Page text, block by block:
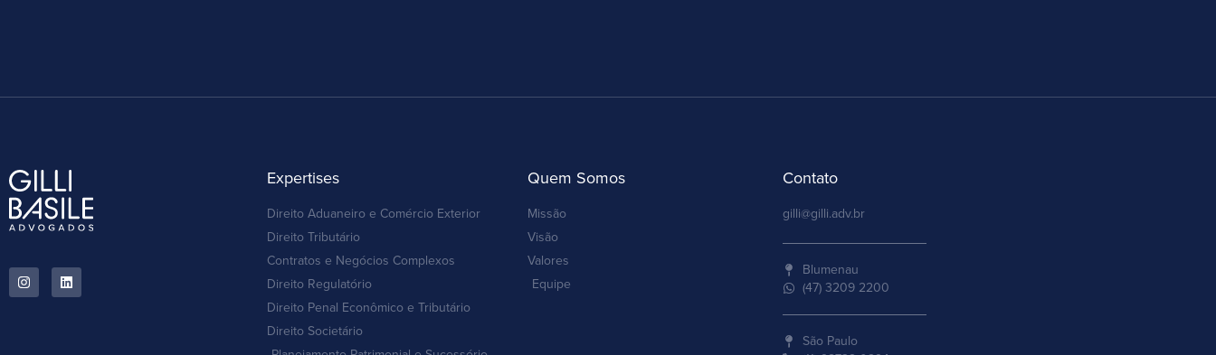
Expertises
Direito Aduaneiro e Comércio Exterior
Direito Tributário
Contratos e Negócios Complexos
Direito Regulatório
Direito Penal Econômico e Tributário
Direito Societário
Quem Somos
Missão
Visão
Valores
Equipe
Contato
gilli@gilli.adv.br
Blumenau
(47) 3209 2200
São Paulo